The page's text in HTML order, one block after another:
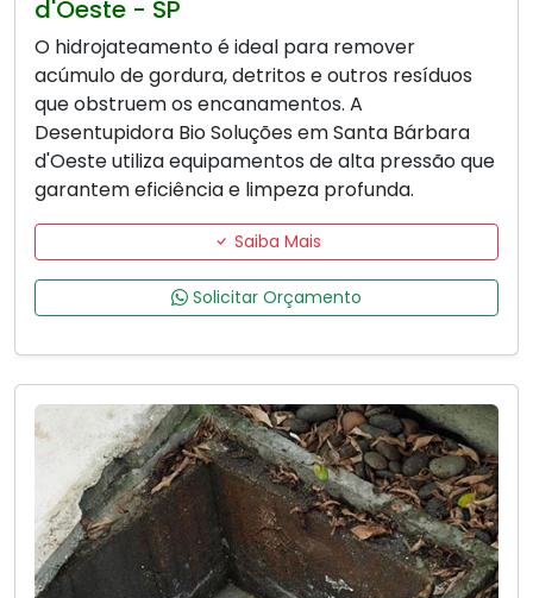
d'Oeste - SP
O hidrojateamento é ideal para remover
acúmulo de gordura, detritos e outros resíduos
que obstruem os encanamentos. A
Desentupidora Bio Soluções em Santa Bárbara
d'Oeste utiliza equipamentos de alta pressão que
garantem eficiência e limpeza profunda.
Saiba Mais
Solicitar Orçamento